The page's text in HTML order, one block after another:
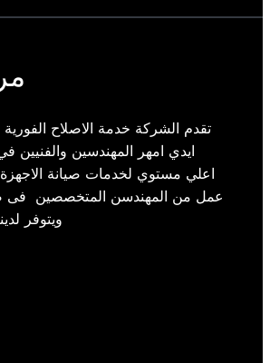
تقدم الشركة خدمة الاصلاح
ايدي امهر المهندسين والفنيين
اعلي مستوي لخدمات صيانة الاجهزة
عمل من المهندسن المتخصصين فى
ويتوفر